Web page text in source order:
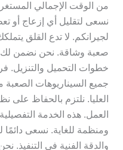
من الوقت الإجمالي
نسعى لتقليل أي إزعاج أو
لجيرانكم. لا تدع القلق
صعبة وشاقة. نحن نضمن لك
خطوات التحميل والتنزيل.
جميع السيناريوهات الصعبة
العليا. نلتزم بالحفاظ على
العمل. هذه الخدمة
ومنظمة للغاية. نسعى دائمًا
والدقة الفنية في